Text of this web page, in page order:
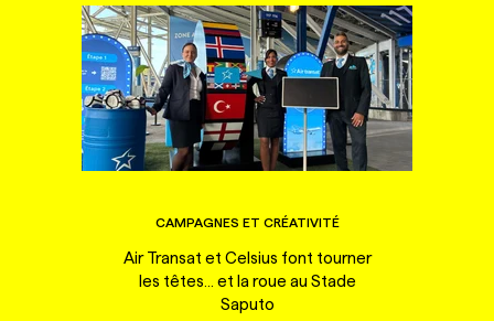
CAMPAGNES ET CRÉATIVITÉ
Air Transat et Celsius font tourner
les têtes... et la roue au Stade
Saputo